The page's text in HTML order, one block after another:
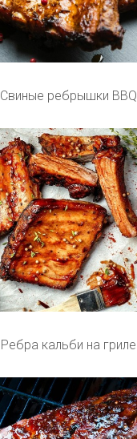
Свиные ребрышки BBQ
Ребра кальби на гриле